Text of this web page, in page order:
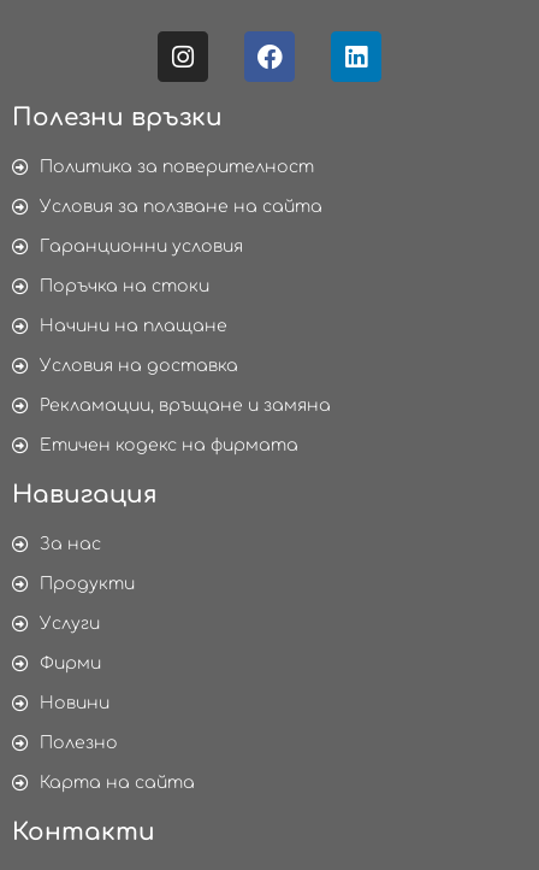
Полезни връзки
Политика за поверителност
Условия за ползване на сайта
Гаранционни условия
Поръчка на стоки
Начини на плащане
Условия на доставка
Рекламации, връщане и замяна
Етичен кодекс на фирмата
Навигация
За нас
Продукти
Услуги
Фирми
Новини
Полезно
Карта на сайта
Контакти